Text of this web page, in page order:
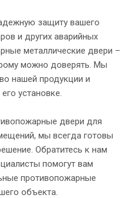
защиту вашего
и других аварийных
металлические двери –
можно доверять. Мы
нашей продукции и
установке.
двери для
мы всегда готовы
Обратитесь к нам
помогут вам
противопожарные
объекта.